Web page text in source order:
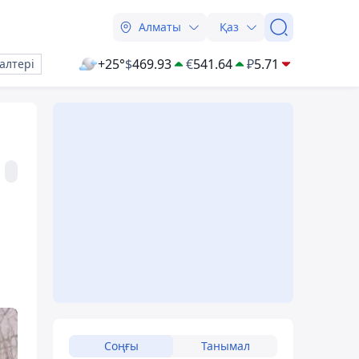
Алматы Қаз
+25°$469.93 €541.64 ₽5.71
Соңғы Танымал